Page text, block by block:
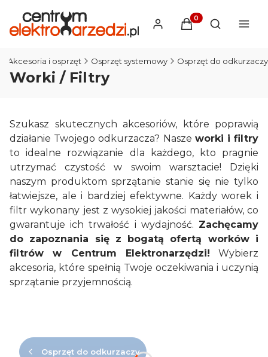
Produkty w
Otwórz
Akcesoria i osprzęt Osprzęt systemowy Osprzęt do odkurzaczy
Worki / Filtry
Szukasz skutecznych akcesoriów, które poprawią
działanie Twojego odkurzacza? Nasze worki i filtry
to idealne rozwiązanie dla każdego, kto pragnie
utrzymać czystość w swoim warsztacie! Dzięki
naszym produktom sprzątanie stanie się nie tylko
łatwiejsze, ale i bardziej efektywne. Każdy worek i
filtr wykonany jest z wysokiej jakości materiałów, co
gwarantuje ich trwałość i wydajność. Zachęcamy
do zapoznania się z bogatą ofertą worków i
filtrów w Centrum Elektronarzędzi! Wybierz
akcesoria, które spełnią Twoje oczekiwania i uczynią
sprzątanie przyjemnością.
Osprzęt do odkurzaczy